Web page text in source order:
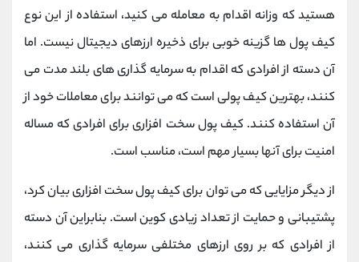
هستید که وزانه اقدام به معامله می کنید، استفاده از این نوع
کیف پول ها گزینه خوبی برای ذخیره ارزهای دیجیتال نیست. اما
آن دسته از افرادی که اقدام به سرمایه گذاری های بلند مدت می
کنند، بهترین کیف پولی است که می توانند برای معاملات خود از
آن استفاده کنند. کیف پول سخت افزاری برای افرادی که مساله
امنیت برای آنها بسیار مهم است، مناسب است.
از دیگر مزایایی که می توان برای کیف پول سخت افزاری بیان کرد،
پشتیبانی و حمایت از تعداد زیادی کوین است. بنابراین آن دسته
از افرادی که بر روی ارزهای مختلفی سرمایه گذاری می کنند،